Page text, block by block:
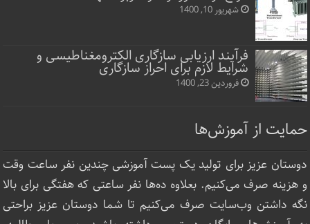
شهریور 10, 1400
فرآیند ارزیابی سازگاری الکترومغناطیسی و
شرایط لازم برای احراز سازگاری
فروردین 23, 1400
حمایت از آموزش‌ها
دوستان عزیز برای تولید یک پست آموزشی چندین نفر ساعت‌ وقت
و هزینه صرف می‌کنیم. بعلاوه ده‌ها نفر ساعتی که هفتگی برای بالا
نگه داشتن وب‌سایت صرف ‌می‌کنیم تا شما دوستان عزیز براحتی